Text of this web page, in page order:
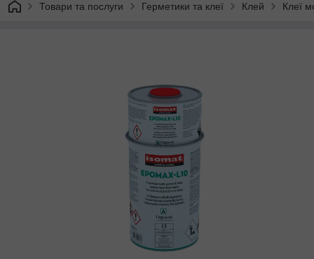
Товари та послуги Герметики та клеї Клей Клеї